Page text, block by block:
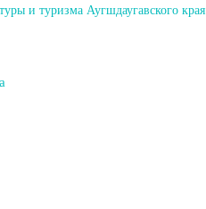
и туризма Аугшдаугавского края